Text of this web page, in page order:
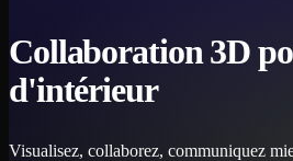
Collaboration 3D
d'intérieur
Visualisez, collaborez, communiquez